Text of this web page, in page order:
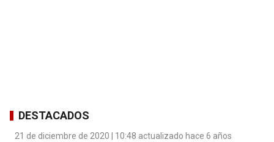
DESTACADOS
21 de diciembre de 2020 | 10:48 actualizado hace 6 años